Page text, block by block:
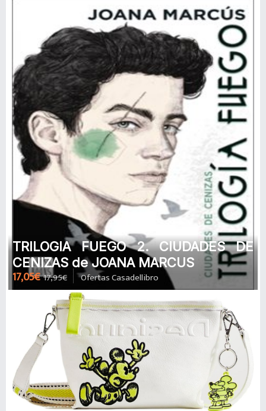
TRILOGIA FUEGO 2. CIUDADES DE
CENIZAS de JOANA MARCUS
17,05€ 17,95€ Ofertas Casadellibro